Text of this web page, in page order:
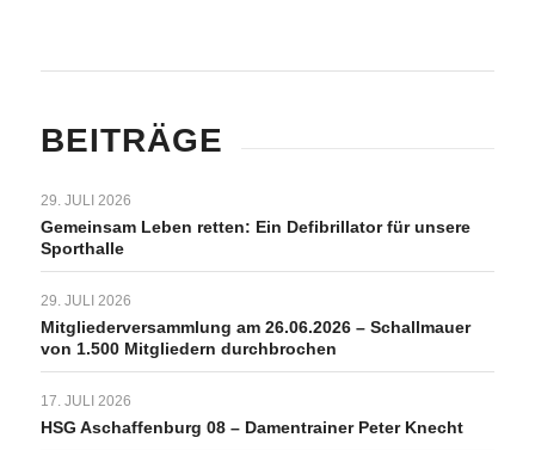
BEITRÄGE
29. JULI 2026
Gemeinsam Leben retten: Ein Defibrillator für unsere
Sporthalle
29. JULI 2026
Mitgliederversammlung am 26.06.2026 – Schallmauer
von 1.500 Mitgliedern durchbrochen
17. JULI 2026
HSG Aschaffenburg 08 – Damentrainer Peter Knecht